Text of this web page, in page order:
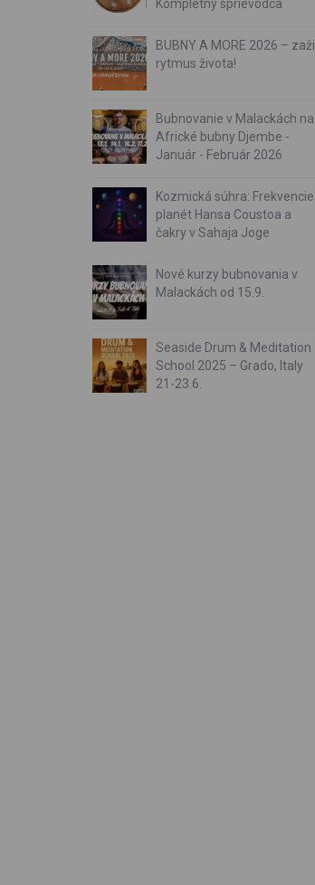
Kompletný sprievodca
BUBNY A MORE 2026 – zaži
rytmus života!
Bubnovanie v Malackách na
Africké bubny Djembe -
Január - Február 2026
Kozmická súhra: Frekvencie
planét Hansa Coustoa a
čakry v Sahaja Joge
Nové kurzy bubnovania v
Malackách od 15.9.
Seaside Drum & Meditation
School 2025 – Grado, Italy
21-23.6.